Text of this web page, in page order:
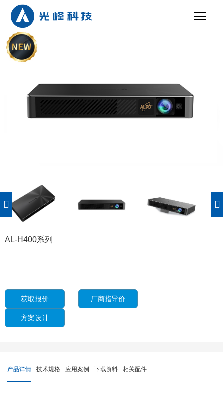
AL-H400系列
获取报价 厂商指导价
方案设计
产品详情 技术规格 应用案例 下载资料 相关配件